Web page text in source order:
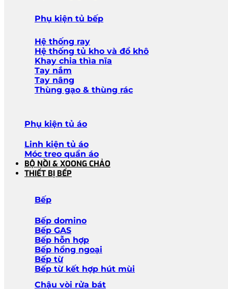
Phụ kiện tủ bếp
Hệ thống ray
Hệ thống tủ kho và đồ khô
Khay chia thìa nĩa
Tay nắm
Tay nâng
Thùng gạo & thùng rác
Phụ kiện tủ áo
Linh kiện tủ áo
Móc treo quần áo
BỘ NỒI & XOONG CHẢO
THIẾT BỊ BẾP
Bếp
Bếp domino
Bếp GAS
Bếp hỗn hợp
Bếp hồng ngoại
Bếp từ
Bếp từ kết hợp hút mùi
Chậu vòi rửa bát